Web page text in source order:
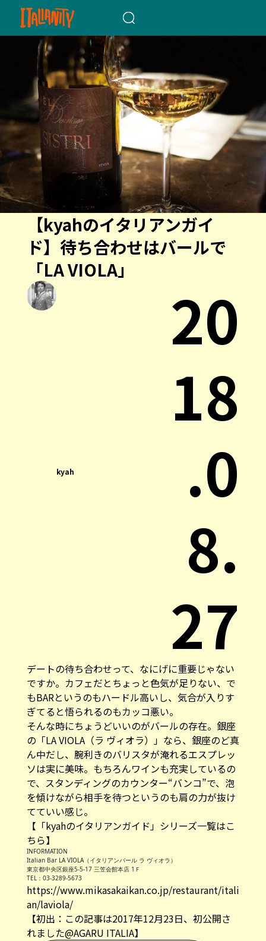
【kyahのイタリアンガイ
ド】待ち合わせはバールで
「LA VIOLA」
kyah
20
18
.0
8.
27
デートの待ち合わせって、なにげに重要じゃない
ですか。カフェだとちょっと色気が足りない、で
もBARというのもハードル高いし、気合が入りす
ぎてると悟られるのもカッコ悪い。
そんな時にちょうどいいのがバールの存在。銀座
の「LA VIOLA（ラ ヴィオラ）」なら、銀座のど真
ん中だし、腕利きのバリスタが淹れるエスプレッ
ソは実に美味。もちろんワインも充実しているの
で、スタンディングのカウンター“バンコ”で、泡
を傾けながら相手を待つというのも肩の力が抜け
てていい感じ。
【「kyahのイタリアンガイド」シリーズ一覧はこ
ちら】
INFORMATION
Italian Bar LA VIOLA（イタリアンバール ラ ヴィオラ）
東京都中央区銀座5-5-17 三笠会館本店 1Ｆ
TEL：03-3289-5673
https://www.mikasakaikan.co.jp/restaurant/itali
an/laviola/
【初出：この記事は2017年12月23日、初公開さ
れました@AGARU ITALIA】